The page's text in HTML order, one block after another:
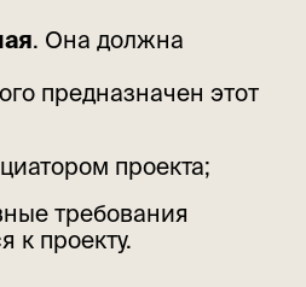
. Она должна
предназначен этот
проекта;
требования
к проекту.